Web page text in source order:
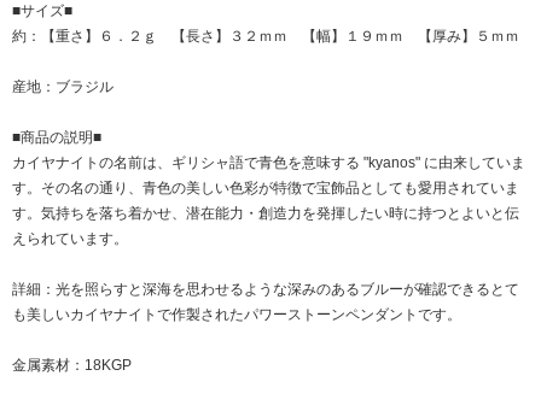
■サイズ■
約：【重さ】６．２ｇ 【長さ】３２ｍｍ 【幅】１９ｍｍ 【厚み】５ｍｍ
産地：ブラジル
■商品の説明■
カイヤナイトの名前は、ギリシャ語で青色を意味する "kyanos" に由来していま
す。その名の通り、青色の美しい色彩が特徴で宝飾品としても愛用されていま
す。気持ちを落ち着かせ、潜在能力・創造力を発揮したい時に持つとよいと伝
えられています。
詳細：光を照らすと深海を思わせるような深みのあるブルーが確認できるとて
も美しいカイヤナイトで作製されたパワーストーンペンダントです。
金属素材：18KGP